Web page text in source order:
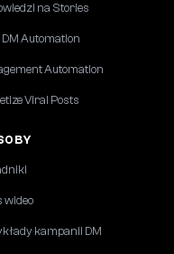
na Stories
DM Automation
Automation
Viral Posts
wideo
kampanii DM